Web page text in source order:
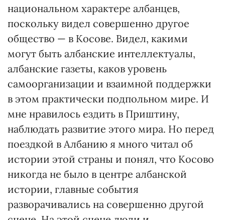
национальном характере албанцев,
поскольку видел совершенно другое
общество — в Косове. Видел, какими
могут быть албанские интеллектуалы,
албанские газеты, каков уровень
самоорганизации и взаимной поддержки
в этом практически подпольном мире. И
мне нравилось ездить в Приштину,
наблюдать развитие этого мира. Но перед
поездкой в Албанию я много читал об
истории этой страны и понял, что Косово
никогда не было в центре албанской
истории, главные события
разворачивались на совершенно другой